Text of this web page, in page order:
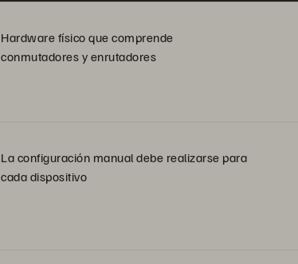
Hardware físico que comprende
conmutadores y enrutadores
La configuración manual debe realizarse para
cada dispositivo